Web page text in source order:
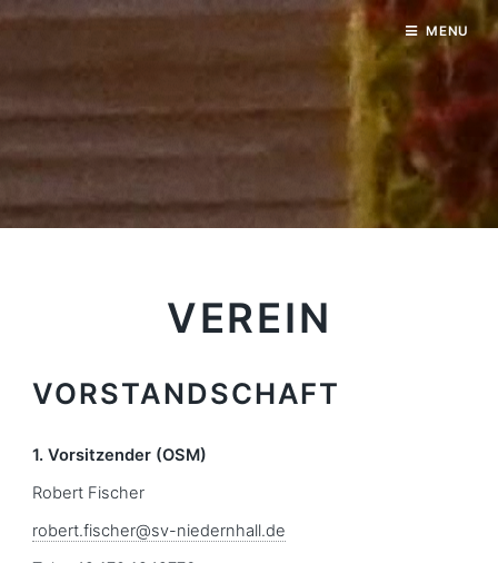
VEREIN
VORSTANDSCHAFT
1. Vorsitzender (OSM)
Robert Fischer
robert.fischer@sv-niedernhall.de
MENU